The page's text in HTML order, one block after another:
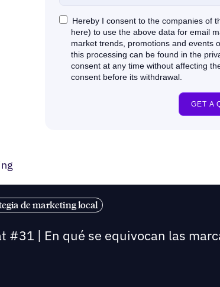
de marketing local
#31 | En qué se equivocan las